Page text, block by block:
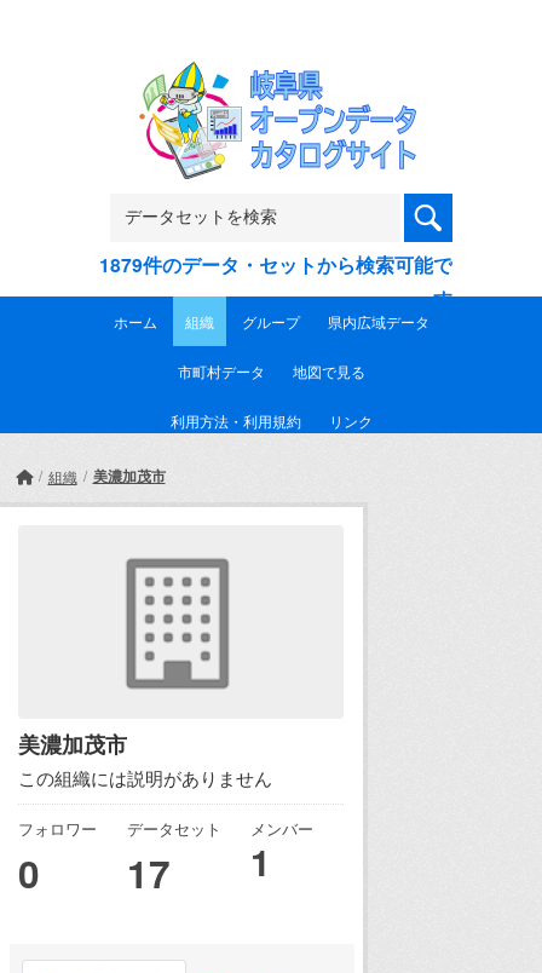
1879件のデータ・セットから検索可能で
す
ホーム 組織 グループ 県内広域データ
市町村データ 地図で見る
利用方法・利用規約 リンク
組織 美濃加茂市
美濃加茂市
この組織には説明がありません
フォロワー
0
データセット
17
メンバー
1